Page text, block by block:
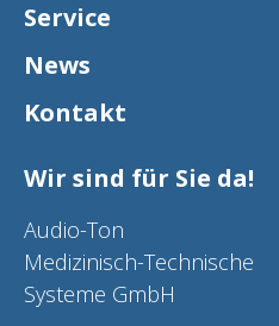
Service
News
Kontakt
Wir sind für Sie da!
Audio-Ton
Medizinisch-Technische
Systeme GmbH